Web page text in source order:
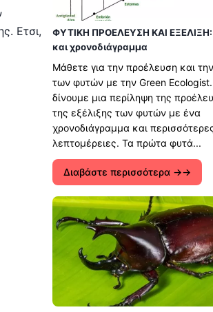
Ετσι,
ΦΥΤΙΚΗ ΠΡΟΕΛΕΥΣΗ ΚΑΙ ΕΞΕΛΙΞΗ:
και χρονοδιάγραμμα
Μάθετε για την προέλευση και
των φυτών με την Green
δίνουμε μια περίληψη της
της εξέλιξης των φυτών με ένα
χρονοδιάγραμμα και
λεπτομέρειες. Τα πρώτα φυτά...
Διαβάστε περισσότερα →